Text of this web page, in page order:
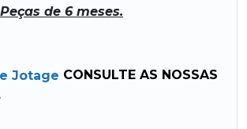
de 6 meses.
CONSULTE AS NOSSAS